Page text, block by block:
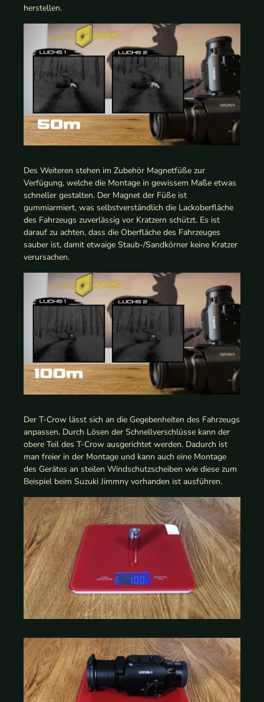
herstellen.
Des Weiteren stehen im Zubehör Magnetfüße zur
Verfügung, welche die Montage in gewissem Maße etwas
schneller gestalten. Der Magnet der Füße ist
gummiarmiert, was selbstverständlich die Lackoberfläche
des Fahrzeugs zuverlässig vor Kratzern schützt. Es ist
darauf zu achten, dass die Oberfläche des Fahrzeuges
sauber ist, damit etwaige Staub-/Sandkörner keine Kratzer
verursachen.
Der T-Crow lässt sich an die Gegebenheiten des Fahrzeugs
anpassen. Durch Lösen der Schnellverschlüsse kann der
obere Teil des T-Crow ausgerichtet werden. Dadurch ist
man freier in der Montage und kann auch eine Montage
des Gerätes an steilen Windschutzscheiben wie diese zum
Beispiel beim Suzuki Jimmny vorhanden ist ausführen.